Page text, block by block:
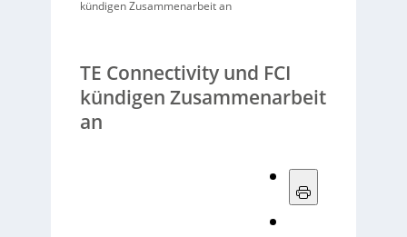
kündigen Zusammenarbeit an
TE Connectivity und FCI
kündigen Zusammenarbeit
an